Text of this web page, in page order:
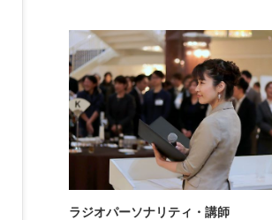
ラジオパーソナリティ・講師